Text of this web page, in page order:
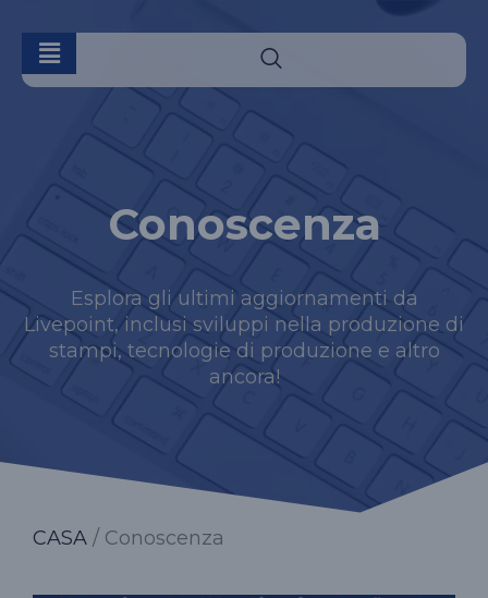
Conoscenza
Esplora gli ultimi aggiornamenti da
Livepoint, inclusi sviluppi nella produzione di
stampi, tecnologie di produzione e altro
ancora!
CASA / Conoscenza